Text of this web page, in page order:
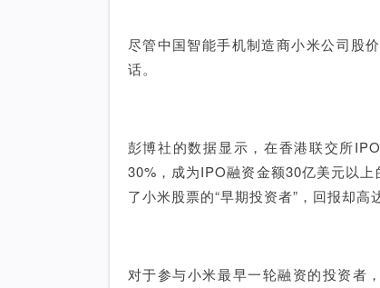
尽管中国智能手机制造商小米公司股
话。
彭博社的数据显示，在香港联交所
30%，成为IPO融资金额30亿美元以
了小米股票的“早期投资者”，回报却高
对于参与小米最早一轮融资的投资者